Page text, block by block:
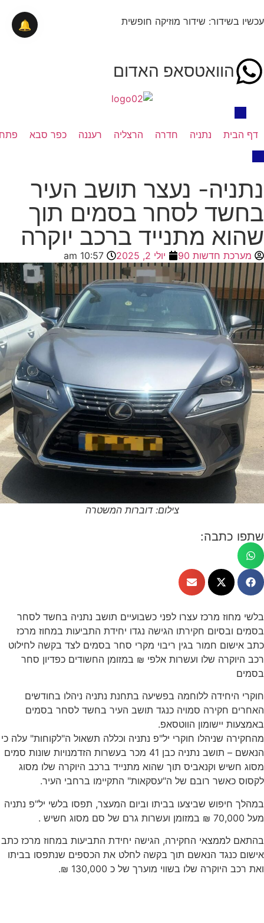
עכשיו בשידור: שידור מוזיקה חופשית
הוואטסאפ האדום
דף הבית נתניה חדרה הרצליה רעננה כפר סבא
נתניה- נעצר תושב העיר
בחשד לסחר בסמים תוך
שהוא מתנייד ברכב יוקרה
מערכת חדשות 90 יולי 2, 2025 10:57 am
צילום: דוברות המשטרה
שתפו כתבה:
בלשי מחוז מרכז עצרו לפני כשבועיים תושב נתניה בחשד לסחר
בסמים ובסיום חקירתו הגישה נגדו יחידת התביעות במחוז מרכז
כתב אישום חמור בגין ריבוי מקרי סחר בסמים לצד בקשה לחילוט
רכב היוקרה שלו ועשרות אלפי ₪ במזומן החשודים כפדיון סחר
בסמים
חוקרי היחידה ללוחמה בפשיעה בתחנת נתניה ניהלו בחודשים
האחרים חקירה סמויה כנגד תושב העיר בחשד לסחר בסמים
באמצעות יישומון הווטסאפ.
מהחקירה שניהלו חוקרי יל"פ נתניה וכללה תשאול ה"לקוחות" עלה כי
הנאשם – תושב נתניה כבן 41 מכר בעשרות הזדמנויות שונות סמים
מסוג חשיש וקנאביס תוך שהוא מתנייד ברכב היוקרה שלו מסוג
לקסוס כאשר רובם של ה"עסקאות" התקיימו ברחבי העיר.
במהלך חיפוש שביצעו בביתו וביום המעצר, תפסו בלשי יל"פ נתניה
מעל 70,000 ₪ במזומן ועשרות גרם של סם מסוג חשיש .
בהתאם לממצאי החקירה, הגישה יחידת התביעות במחוז מרכז כתב
אישום כנגד הנאשם תוך בקשה לחלט את הכספים שנתפסו בביתו
ואת רכב היוקרה שלו בשווי מוערך של כ 130,000 ₪.
🔔